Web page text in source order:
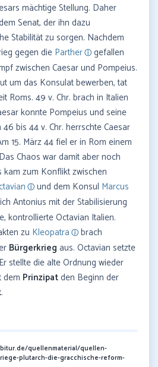
mächtige Stellung. Daher
Senat, der ihn dazu
Stabilität zu sorgen. Nachdem
gegen die Parther
gefallen
zwischen Caesar und Pompeius.
um das Konsulat bewerben, tat
Roms. 49 v. Chr. brach in Italien
konnte Pompeius und seine
bis 44 v. Chr. herrschte Caesar
15. März 44 fiel er in Rom einem
Chaos war damit aber noch
kam zum Konflikt zwischen
und dem Konsul Marcus
Antonius mit der Stabilisierung
kontrollierte Octavian Italien.
zu Kleopatra
brach
Bürgerkrieg aus. Octavian setzte
stellte die alte Ordnung wieder
dem Prinzipatden Beginn der
.
quellenmaterial/quellen-
plutarch-die-gracchische-reform-